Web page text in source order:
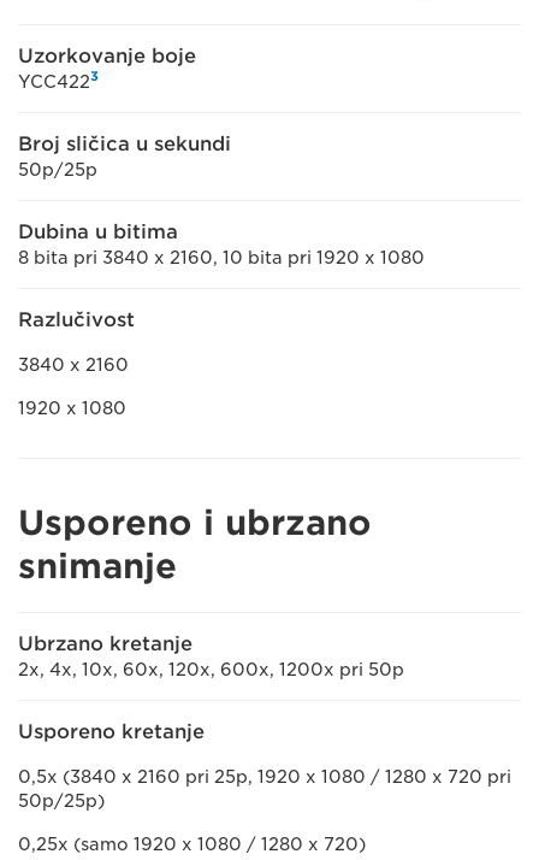
Uzorkovanje boje
YCC4223
Broj sličica u sekundi
50p/25p
Dubina u bitima
8 bita pri 3840 x 2160, 10 bita pri 1920 x 1080
Razlučivost
3840 x 2160
1920 x 1080
Usporeno i ubrzano
snimanje
Ubrzano kretanje
2x, 4x, 10x, 60x, 120x, 600x, 1200x pri 50p
Usporeno kretanje
0,5x (3840 x 2160 pri 25p, 1920 x 1080 / 1280 x 720 pri
50p/25p)
0,25x (samo 1920 x 1080 / 1280 x 720)